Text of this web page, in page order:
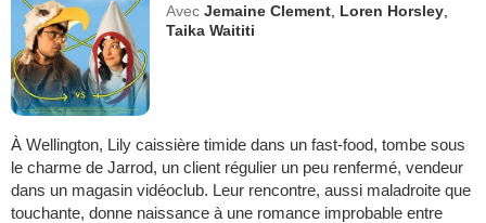
Avec Jemaine Clement Loren Horsley
Taika Waititi
À Wellington, Lily caissière timide dans un fast-food, tombe sous
le charme de Jarrod, un client régulier un peu renfermé, vendeur
dans un magasin vidéoclub. Leur rencontre, aussi maladroite que
touchante, donne naissance à une romance improbable entre